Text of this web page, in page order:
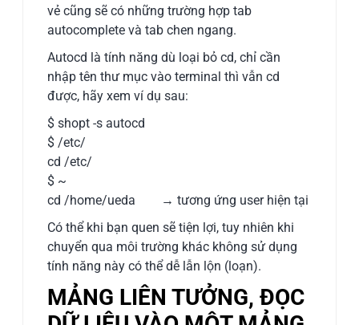
vẻ cũng sẽ có những trường hợp tab
autocomplete và tab chen ngang.
Autocd là tính năng dù loại bỏ cd, chỉ cần
nhập tên thư mục vào terminal thì vẫn cd
được, hãy xem ví dụ sau:
$ shopt -s autocd
$ /etc/
cd /etc/
$ ~
cd /home/ueda → tương ứng user hiện tại
Có thể khi bạn quen sẽ tiện lợi, tuy nhiên khi
chuyển qua môi trường khác không sử dụng
tính năng này có thể dễ lẫn lộn (loạn).
MẢNG LIÊN TƯỞNG, ĐỌC